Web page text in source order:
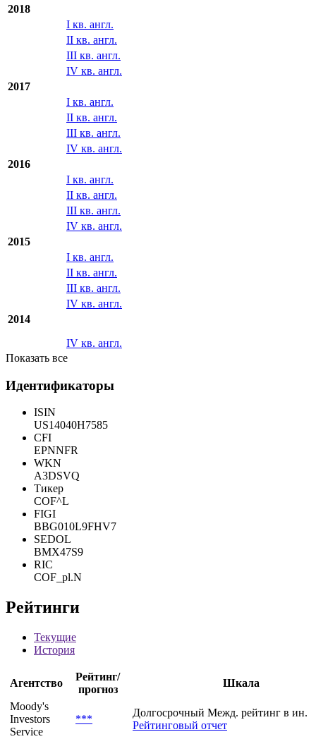
2018
I кв. англ.
II кв. англ.
III кв. англ.
IV кв. англ.
2017
I кв. англ.
II кв. англ.
III кв. англ.
IV кв. англ.
2016
I кв. англ.
II кв. англ.
III кв. англ.
IV кв. англ.
2015
I кв. англ.
II кв. англ.
III кв. англ.
IV кв. англ.
2014
IV кв. англ.
Показать все
Идентификаторы
ISIN
US14040H7585
CFI
EPNNFR
WKN
A3DSVQ
Тикер
COF^L
FIGI
BBG010L9FHV7
SEDOL
BMX47S9
RIC
COF_pl.N
Рейтинги
Текущие
История
Агентство
Рейтинг/
прогноз
Шкала
Moody's
Investors
Service
***
Долгосрочный Межд. рейтинг в ин.
Рейтинговый отчет